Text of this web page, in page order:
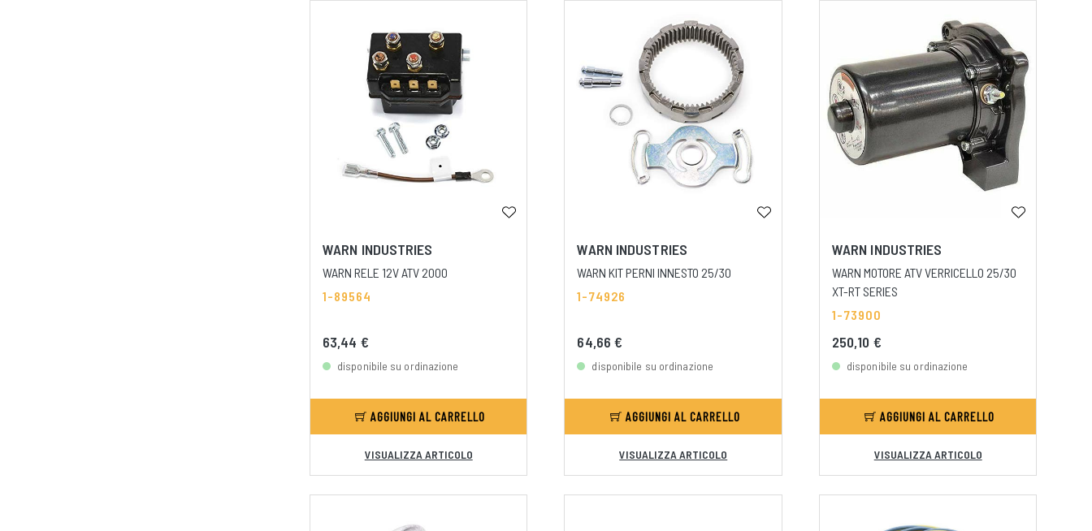
WARN INDUSTRIES
WARN RELE 12V ATV 2000
1-89564
63,44 €
disponibile su ordinazione
AGGIUNGI AL CARRELLO
VISUALIZZA ARTICOLO
WARN INDUSTRIES
WARN KIT PERNI INNESTO 25/30
1-74926
64,66 €
disponibile su ordinazione
AGGIUNGI AL CARRELLO
VISUALIZZA ARTICOLO
WARN INDUSTRIES
WARN MOTORE ATV VERRICELLO 25/30
XT-RT SERIES
1-73900
250,10 €
disponibile su ordinazione
AGGIUNGI AL CARRELLO
VISUALIZZA ARTICOLO